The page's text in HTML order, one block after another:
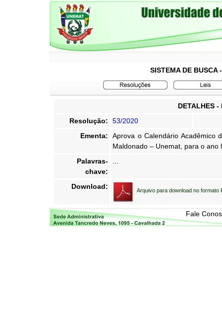
SISTEMA DE BUSCA
DETALHES -
Resolução:
53/2020
Ementa:
Aprova o Calendário Acadêmico
Maldonado – Unemat, para o ano
Palavras-
chave:
Download: Arquivo para download no formato
Fale